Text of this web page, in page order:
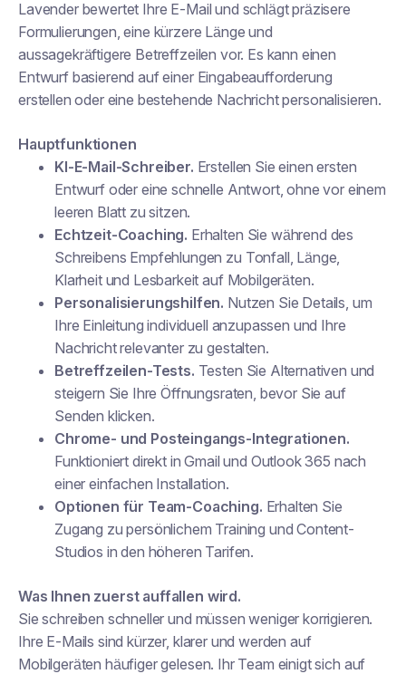
Lavender bewertet Ihre E-Mail und schlägt präzisere
Formulierungen, eine kürzere Länge und
aussagekräftigere Betreffzeilen vor. Es kann einen
Entwurf basierend auf einer Eingabeaufforderung
erstellen oder eine bestehende Nachricht personalisieren.
Hauptfunktionen
KI-E-Mail-Schreiber. Erstellen Sie einen ersten
Entwurf oder eine schnelle Antwort, ohne vor einem
leeren Blatt zu sitzen.
Echtzeit-Coaching. Erhalten Sie während des
Schreibens Empfehlungen zu Tonfall, Länge,
Klarheit und Lesbarkeit auf Mobilgeräten.
Personalisierungshilfen. Nutzen Sie Details, um
Ihre Einleitung individuell anzupassen und Ihre
Nachricht relevanter zu gestalten.
Betreffzeilen-Tests. Testen Sie Alternativen und
steigern Sie Ihre Öffnungsraten, bevor Sie auf
Senden klicken.
Chrome- und Posteingangs-Integrationen.
Funktioniert direkt in Gmail und Outlook 365 nach
einer einfachen Installation.
Optionen für Team-Coaching. Erhalten Sie
Zugang zu persönlichem Training und Content-
Studios in den höheren Tarifen.
Was Ihnen zuerst auffallen wird.
Sie schreiben schneller und müssen weniger korrigieren.
Ihre E-Mails sind kürzer, klarer und werden auf
Mobilgeräten häufiger gelesen. Ihr Team einigt sich auf